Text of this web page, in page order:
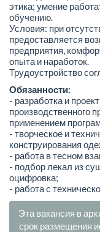
этика; умение
обучению.
Условия: при
предоставляется
предприятия,
опыта и наработок.
Трудоустройство
Обязанности:
- разработка и
производственного
применением
- творческое и
конструирования
- работа в тесном
- подбор лекал из
оцифровка;
- работа с
Эта вакансия в
срок размещения